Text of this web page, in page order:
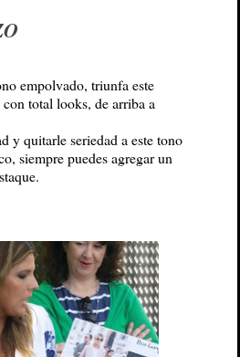
empolvado, triunfa este
total looks, de arriba a
y quitarle seriedad a este tono
siempre puedes agregar un